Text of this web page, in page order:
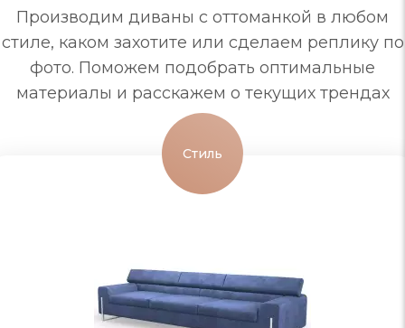
Производим диваны с оттоманкой в любом
стиле, каком захотите или сделаем реплику по
фото. Поможем подобрать оптимальные
материалы и расскажем о текущих трендах
Стиль